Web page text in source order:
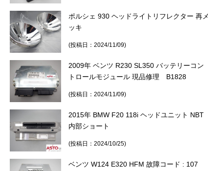
ポルシェ 930 ヘッドライトリフレクター 再メ
ッキ
(投稿日：2024/11/09)
2009年 ベンツ R230 SL350 バッテリーコン
トロールモジュール 現品修理 B1828
(投稿日：2024/11/09)
2015年 BMW F20 118i ヘッドユニット NBT
内部ショート
(投稿日：2024/10/25)
ベンツ W124 E320 HFM 故障コード : 107